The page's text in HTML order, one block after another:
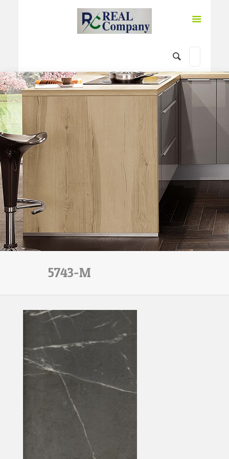
5743-M